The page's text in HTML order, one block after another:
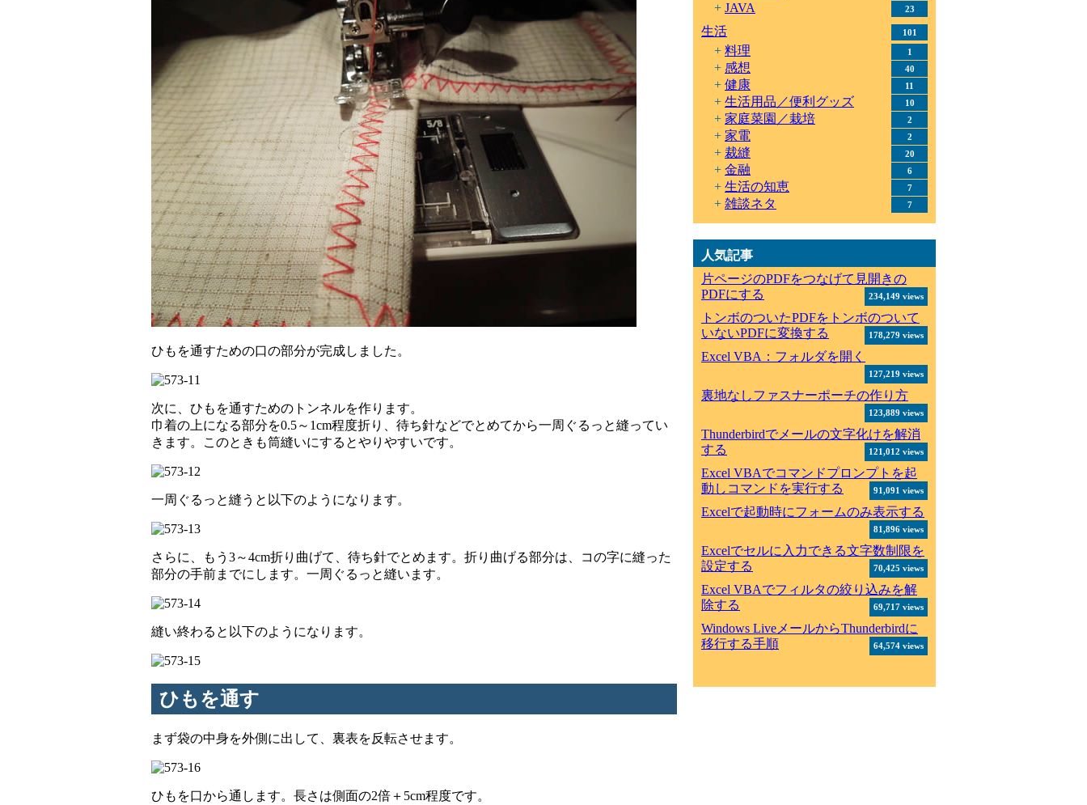
ひもを通すための口の部分が完成しました。
次に、ひもを通すためのトンネルを作ります。
巾着の上になる部分を0.5～1cm程度折り、待ち針などでとめてから一周ぐるっと縫ってい
きます。このときも筒縫いにするとやりやすいです。
一周ぐるっと縫うと以下のようになります。
さらに、もう3～4cm折り曲げて、待ち針でとめます。折り曲げる部分は、コの字に縫った
部分の手前までにします。一周ぐるっと縫います。
縫い終わると以下のようになります。
ひもを通す
まず袋の中身を外側に出して、裏表を反転させます。
ひもを口から通します。長さは側面の2倍＋5cm程度です。
JAVA 23
生活 101
料理 1
感想 40
健康 11
生活用品／便利グッズ 10
家庭菜園／栽培 2
家電 2
裁縫 20
金融 6
生活の知恵 7
雑談ネタ 7
人気記事
片ページのPDFをつなげて見開きの
PDFにする
234,149 views
トンボのついたPDFをトンボのついて
いないPDFに変換する
178,279 views
Excel VBA：フォルダを開く
127,219 views
裏地なしファスナーポーチの作り方
123,889 views
Thunderbirdでメールの文字化けを解消
する
121,012 views
Excel VBAでコマンドプロンプトを起
動しコマンドを実行する
91,091 views
Excelで起動時にフォームのみ表示する
81,896 views
Excelでセルに入力できる文字数制限を
設定する
70,425 views
Excel VBAでフィルタの絞り込みを解
除する
69,717 views
Windows LiveメールからThunderbirdに
移行する手順
64,574 views